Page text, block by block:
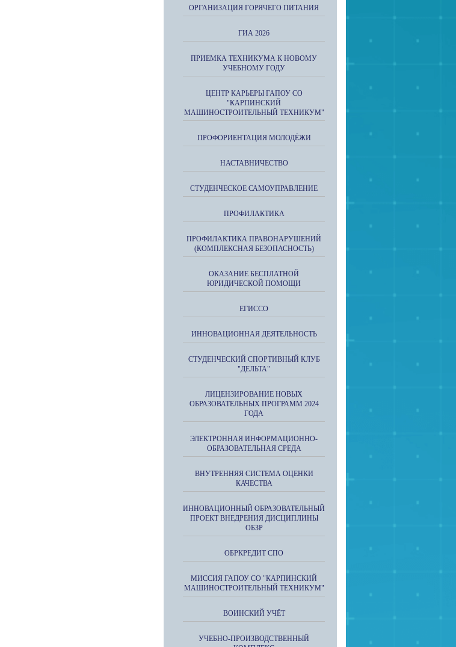
ОРГАНИЗАЦИЯ ГОРЯЧЕГО ПИТАНИЯ
ГИА 2026
ПРИЕМКА ТЕХНИКУМА К НОВОМУ
УЧЕБНОМУ ГОДУ
ЦЕНТР КАРЬЕРЫ ГАПОУ СО
"КАРПИНСКИЙ
МАШИНОСТРОИТЕЛЬНЫЙ ТЕХНИКУМ"
ПРОФОРИЕНТАЦИЯ МОЛОДЁЖИ
НАСТАВНИЧЕСТВО
СТУДЕНЧЕСКОЕ САМОУПРАВЛЕНИЕ
ПРОФИЛАКТИКА
ПРОФИЛАКТИКА ПРАВОНАРУШЕНИЙ
(КОМПЛЕКСНАЯ БЕЗОПАСНОСТЬ)
ОКАЗАНИЕ БЕСПЛАТНОЙ
ЮРИДИЧЕСКОЙ ПОМОЩИ
ЕГИССО
ИННОВАЦИОННАЯ ДЕЯТЕЛЬНОСТЬ
СТУДЕНЧЕСКИЙ СПОРТИВНЫЙ КЛУБ
"ДЕЛЬТА"
ЛИЦЕНЗИРОВАНИЕ НОВЫХ
ОБРАЗОВАТЕЛЬНЫХ ПРОГРАММ 2024
ГОДА
ЭЛЕКТРОННАЯ ИНФОРМАЦИОННО-
ОБРАЗОВАТЕЛЬНАЯ СРЕДА
ВНУТРЕННЯЯ СИСТЕМА ОЦЕНКИ
КАЧЕСТВА
ИННОВАЦИОННЫЙ ОБРАЗОВАТЕЛЬНЫЙ
ПРОЕКТ ВНЕДРЕНИЯ ДИСЦИПЛИНЫ
ОБЗР
ОБРКРЕДИТ СПО
МИССИЯ ГАПОУ СО "КАРПИНСКИЙ
МАШИНОСТРОИТЕЛЬНЫЙ ТЕХНИКУМ"
ВОИНСКИЙ УЧЁТ
УЧЕБНО-ПРОИЗВОДСТВЕННЫЙ